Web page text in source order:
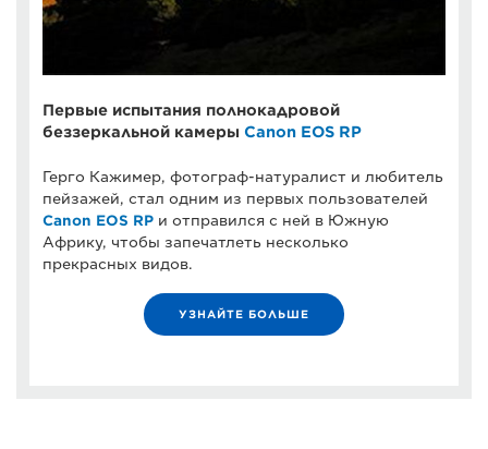
Первые испытания полнокадровой
беззеркальной камеры Canon EOS RP
Герго Кажимер, фотограф-натуралист и любитель
пейзажей, стал одним из первых пользователей
Canon EOS RP и отправился с ней в Южную
Африку, чтобы запечатлеть несколько
прекрасных видов.
УЗНАЙТЕ БОЛЬШЕ